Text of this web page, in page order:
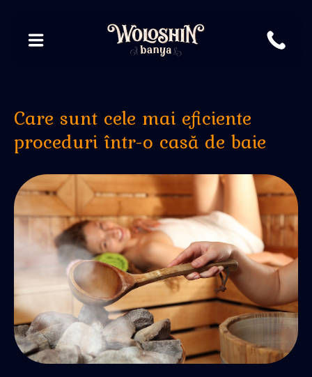
Care sunt cele mai eficiente
proceduri într-o casă de baie